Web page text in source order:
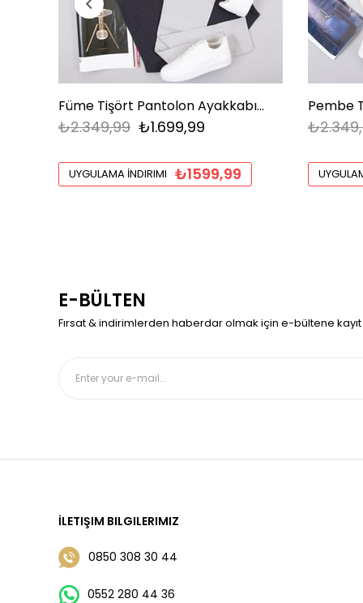
Füme Tişört Pantolon Ayakkabı Kombin
₺1.699,99
₺2.349,99
UYGULAMA İNDIRIMI ₺1599,99
E-BÜLTEN
Fırsat & indirimlerden haberdar olmak için e-bültene
İLETIŞIM BILGILERIMIZ
0850 308 30 44
0552 280 44 36